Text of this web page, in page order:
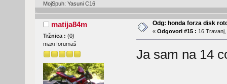
MojSpuh: Yasuni C16
matija84m
Tržnica : (0)
maxi forumaš
Odg: honda forza disk
« Odgovori #15 : 16
Ja sam na 14